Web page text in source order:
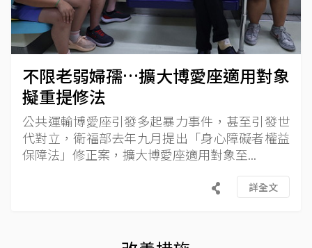
不限老弱婦孺…擴大博愛座適用對象
擬重提修法
公共運輸博愛座引發多起暴力事件，甚至引發世
代對立，衛福部去年九月提出「身心障礙者權益
保障法」修正案，擴大博愛座適用對象至...
詳全文